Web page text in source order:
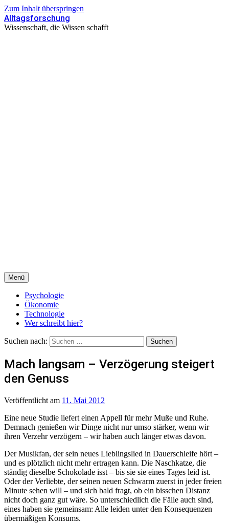
Zum Inhalt überspringen
Alltagsforschung
Wissenschaft, die Wissen schafft
Menü
Psychologie
Ökonomie
Technologie
Wer schreibt hier?
Suchen nach:
Mach langsam – Verzögerung steigert
den Genuss
Veröffentlicht am 11. Mai 2012
Eine neue Studie liefert einen Appell für mehr Muße und Ruhe.
Demnach genießen wir Dinge nicht nur umso stärker, wenn wir
ihren Verzehr verzögern – wir haben auch länger etwas davon.
Der Musikfan, der sein neues Lieblingslied in Dauerschleife hört –
und es plötzlich nicht mehr ertragen kann. Die Naschkatze, die
ständig dieselbe Schokolade isst – bis sie sie eines Tages leid ist.
Oder der Verliebte, der seinen neuen Schwarm zuerst in jeder freien
Minute sehen will – und sich bald fragt, ob ein bisschen Distanz
nicht doch ganz gut wäre. So unterschiedlich die Fälle auch sind,
eines haben sie gemeinsam: Alle leiden unter den Konsequenzen
übermäßigen Konsums.